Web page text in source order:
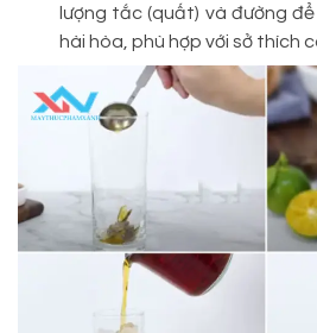
lượng tắc (quất) và đường
hài hòa, phù hợp với sở thích